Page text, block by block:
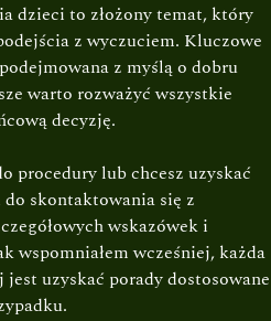
dzieci to złożony temat, który
z wyczuciem. Kluczowe
z myślą o dobru
warto rozważyć wszystkie
decyzję.
procedury lub chcesz uzyskać
skontaktowania się z
wskazówek i
wspomniałem wcześniej, każda
uzyskać porady dostosowane